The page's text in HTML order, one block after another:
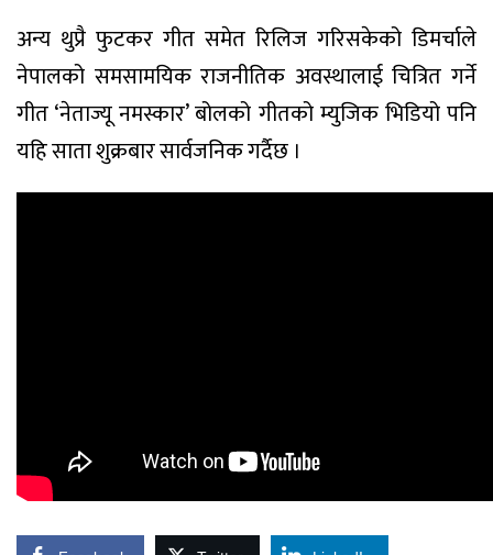
अन्य थुप्रै फुटकर गीत समेत रिलिज गरिसकेको डिमर्चाले
नेपालको समसामयिक राजनीतिक अवस्थालाई चित्रित गर्ने
गीत ‘नेताज्यू नमस्कार’ बोलको गीतको म्युजिक भिडियो पनि
यहि साता शुक्रबार सार्वजनिक गर्दैछ ।